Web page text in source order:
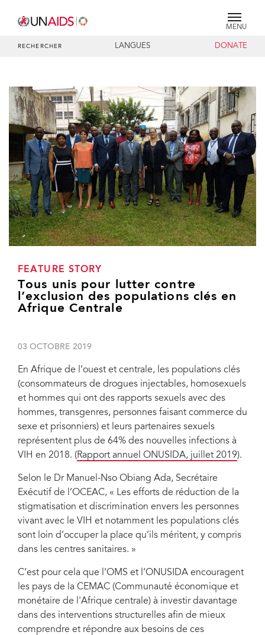
MENU
RECHERCHER LANGUES DONATE
FEATURE STORY
Tous unis pour lutter contre
l’exclusion des populations clés en
Afrique Centrale
03 OCTOBRE 2019
En Afrique de l’ouest et centrale, les populations clés
(consommateurs de drogues injectables, homosexuels
et hommes qui ont des rapports sexuels avec des
hommes, transgenres, personnes faisant commerce du
sexe et prisonniers) et leurs partenaires sexuels
représentent plus de 64% des nouvelles infections à
VIH en 2018. (Rapport annuel ONUSIDA, juillet 2019).
Selon le Dr Manuel-Nso Obiang Ada, Secrétaire
Exécutif de l’OCEAC, « Les efforts de réduction de la
stigmatisation et discrimination envers les personnes
vivant avec le VIH et notamment les populations clés
sont loin d’occuper la place qu’ils méritent, y compris
dans les centres sanitaires. »
C’est pour cela que l’OMS et l’ONUSIDA encouragent
les pays de la CEMAC (Communauté économique et
monétaire de l'Afrique centrale) à investir davantage
dans des interventions structurelles afin de mieux
comprendre et répondre aux besoins de ces